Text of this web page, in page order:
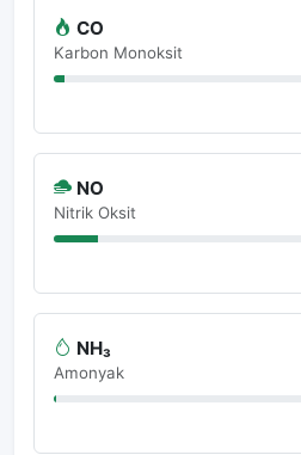
CO
Karbon Monoksit
NO
Nitrik Oksit
NH₃
Amonyak